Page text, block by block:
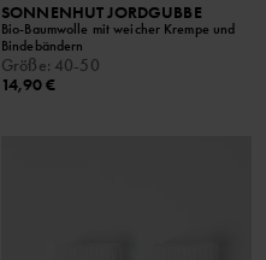
SONNENHUT JORDGUBBE
Bio-Baumwolle mit weicher Krempe und
Bindebändern
Größe: 40-50
14,90 €